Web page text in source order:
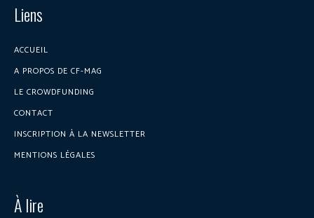
Liens
ACCUEIL
A PROPOS DE CF-MAG
LE CROWDFUNDING
CONTACT
INSCRIPTION À LA NEWSLETTER
MENTIONS LÉGALES
À lire